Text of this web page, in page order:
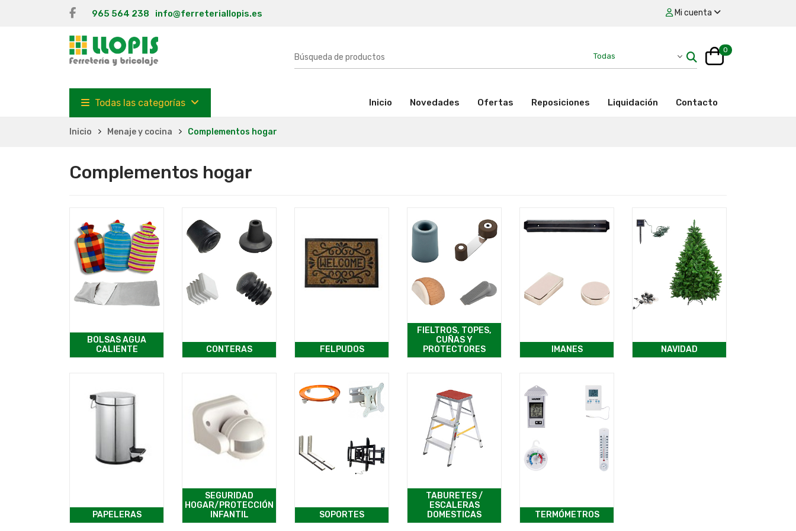
965 564 238 info@ferreteriallopis.es Mi cuenta
0
Todas las categorías Inicio (activo)Novedades Ofertas Reposiciones Liquidación Contacto
Inicio Menaje y cocina Complementos hogar
Complementos hogar
BOLSAS AGUA
CALIENTE
CONTERAS FELPUDOS
FIELTROS, TOPES,
CUÑAS Y
PROTECTORES
IMANES NAVIDAD
PAPELERAS
SEGURIDAD
HOGAR/PROTECCIÓN
INFANTIL
SOPORTES
TABURETES /
ESCALERAS
DOMESTICAS
TERMÓMETROS